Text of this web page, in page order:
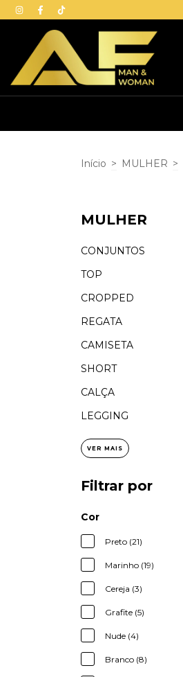
Início > MULHER >
MULHER
CONJUNTOS
TOP
CROPPED
REGATA
CAMISETA
SHORT
CALÇA
LEGGING
VER MAIS
Filtrar por
Cor
Preto (21)
Marinho (19)
Cereja (3)
Grafite (5)
Nude (4)
Branco (8)